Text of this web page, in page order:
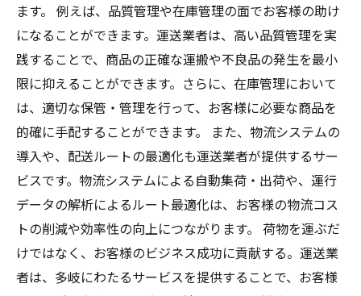
ます。 例えば、品質管理や在庫管理の面でお客様の助け
になることができます。運送業者は、高い品質管理を実
践することで、商品の正確な運搬や不良品の発生を最小
限に抑えることができます。さらに、在庫管理において
は、適切な保管・管理を行って、お客様に必要な商品を
的確に手配することができます。 また、物流システムの
導入や、配送ルートの最適化も運送業者が提供するサー
ビスです。物流システムによる自動集荷・出荷や、運行
データの解析によるルート最適化は、お客様の物流コス
トの削減や効率性の向上につながります。 荷物を運ぶだ
けではなく、お客様のビジネス成功に貢献する。運送業
者は、多岐にわたるサービスを提供することで、お客様